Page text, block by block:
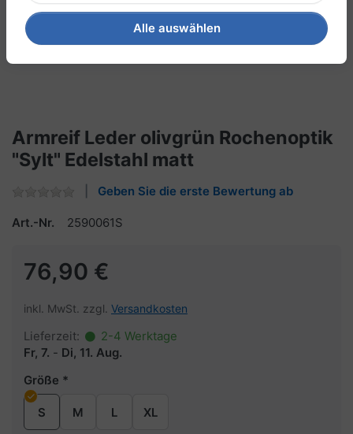
Armreif Leder olivgrün Rochenoptik
"Sylt" Edelstahl matt
Geben Sie die erste Bewertung ab
Art.-Nr. 2590061S
76,90 €
inkl. MwSt. zzgl. Versandkosten
Lieferzeit:
2-4 Werktage
Fr, 7. - Di, 11. Aug.
Größe
S M L XL
Alle auswählen